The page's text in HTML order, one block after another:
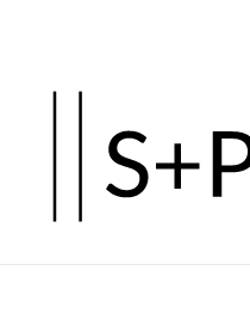
springen